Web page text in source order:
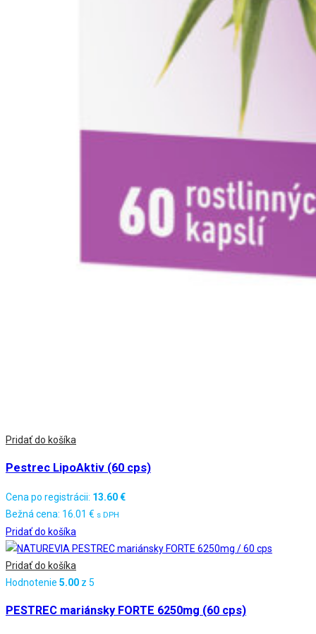
Pridať do košíka
Pestrec LipoAktiv (60 cps)
Cena po registrácii: 13.60€
Bežná cena: 16.01 € s DPH
Pridať do košíka
Pridať do košíka
Hodnotenie 5.00 z 5
PESTREC mariánsky FORTE 6250mg (60 cps)